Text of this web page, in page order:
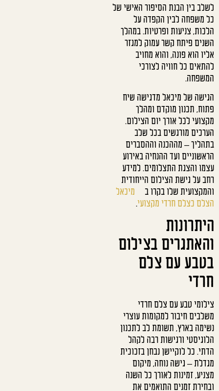
לשלב בין הבנת הסיפור האישי של
כל משפחה לבין הקפדה על
הלכות, צניעות ופרטיות. במהלך
השנים פיתח קשר עמוק למגזר
אליו הוא פונה, והוא מחויב
להתאים כל חוויה לצורכי
המשפחה.
הגישה של מיכאל מדגישה שיח
פתוח, תכנון מוקדם ומהלך
מקצועי לכל אורך יום הצילום.
הערכים מורגשים בכל שלב
בתהליך – מההכנה וההסברים
הראשוניים ועד ההנחיה באירוע
עצמו והצגת התצלומים. למידע
רחב על גישת הצילום הייחודית
והמקצועית שלו בקרו ב
מיכאל
הצלם כצלם חרדי מקצועי.
היתרונות
והאתגרים בצילום
בטבע עם צלם
חרדי
צילומי טבע עם צלם חרדי
משלבים חיבור למקומות עוצרי
נשימה בארץ, תשומת לב לתכנון
הלוגיסטי ורגישות רבה לקהל
הדתי. כל לוקיישן נבחן בזכוכית
מגדלת – גישה נוחה, מיקום
מצניע, זמינות לאורך כל השנה
ובחירת זמנים התואמים את